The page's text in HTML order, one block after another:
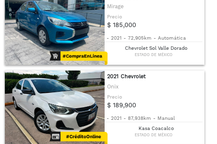
Mirage
Precio
$ 185,000
- 2021 - 72,905km - Automática
Chevrolet Sol Valle Dorado
ESTADO DE MÉXICO
2021 Chevrolet
Onix
Precio
$ 189,900
- 2021 - 87,938km - Manual
Kasa Coacalco
ESTADO DE MÉXICO